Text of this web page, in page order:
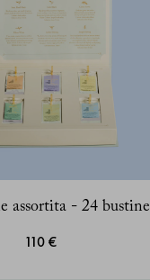
assortita - 24 bustine
110 €